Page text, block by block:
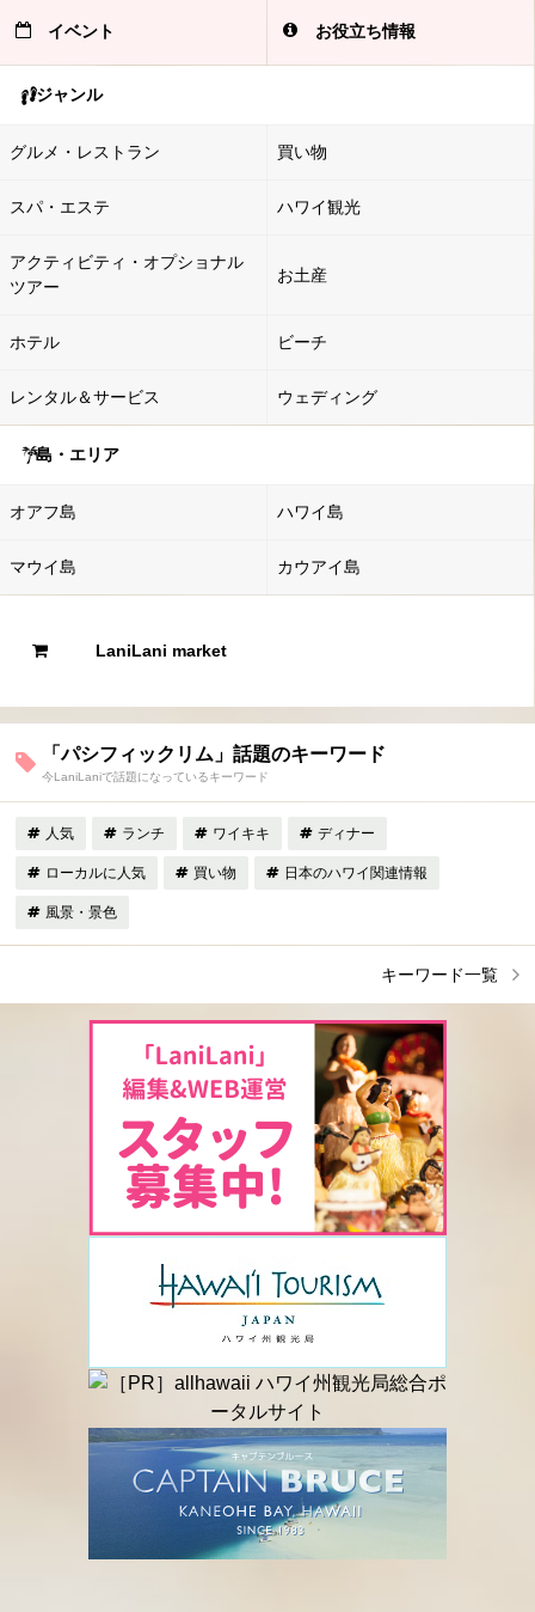
イベント お役立ち情報
ジャンル
グルメ・レストラン 買い物
スパ・エステ ハワイ観光
アクティビティ・オプショナル
ツアー
お土産
ホテル ビーチ
レンタル＆サービス ウェディング
島・エリア
オアフ島 ハワイ島
マウイ島 カウアイ島
LaniLani market
「パシフィックリム」話題のキーワード
今LaniLaniで話題になっているキーワード
人気 ランチ ワイキキ ディナー
ローカルに人気 買い物 日本のハワイ関連情報
風景・景色
キーワード一覧